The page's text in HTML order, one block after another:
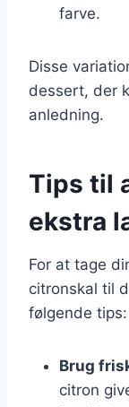
farve.
Disse
dessert, der
anledning.
Tips til
ekstra
For at tage
citronskal til
følgende tips:
Brug
citron